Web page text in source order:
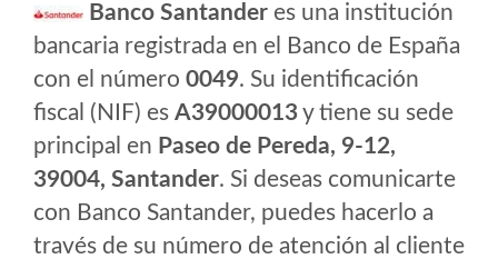
Banco Santander es una institución
bancaria registrada en el Banco de España
con el número 0049. Su identificación
fiscal (NIF) es A39000013y tiene su sede
principal en Paseo de Pereda, 9-12,
39004, Santander. Si deseas comunicarte
con Banco Santander, puedes hacerlo a
través de su número de atención al cliente